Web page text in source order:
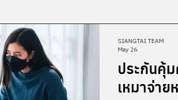
ประกันคุ้
เหมาจ่าย
SIANGTAI TEAM
May 26